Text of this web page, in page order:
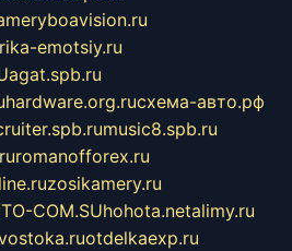
emotsiy.ru
agat.spb.ru
hardware.org.ruсхема-авто.рф
music8.spb.ru
romanofforex.ru
zosikamery.ru
COM.SUhohota.netalimy.ru
otdelkaexp.ru